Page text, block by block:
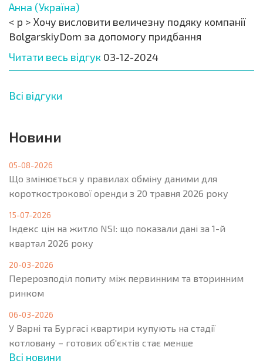
Анна (Україна)
< p > Хочу висловити величезну подяку компанії
BolgarskiyDom за допомогу придбання
Читати весь відгук 03-12-2024
Всі відгуки
Новини
05-08-2026
Що змінюється у правилах обміну даними для
короткострокової оренди з 20 травня 2026 року
15-07-2026
Індекс цін на житло NSI: що показали дані за 1-й
квартал 2026 року
20-03-2026
Перерозподіл попиту між первинним та вторинним
ринком
06-03-2026
У Варні та Бургасі квартири купують на стадії
котловану – готових об'єктів стає менше
Всі новини